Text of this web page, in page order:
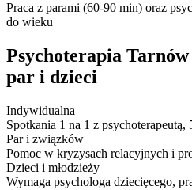
Praca z parami (60-90 min) oraz
do wieku
Psychoterapia
par i dzieci
Indywidualna
Spotkania 1 na 1 z psychoterapeutą,
Par i związków
Pomoc w kryzysach relacyjnych i
Dzieci i młodzieży
Wymaga psychologa dziecięcego,